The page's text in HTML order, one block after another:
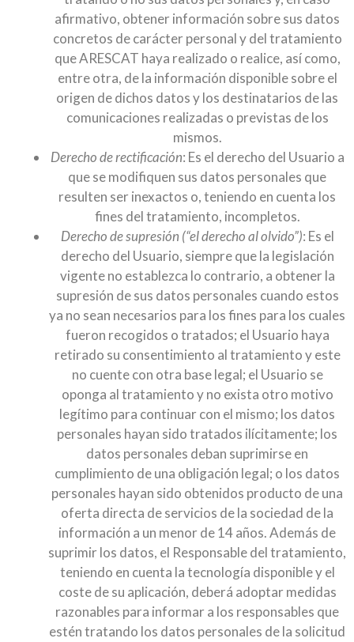
afirmativo, obtener información sobre sus datos
concretos de carácter personal y del tratamiento
que ARESCAT haya realizado o realice, así como,
entre otra, de la información disponible sobre el
origen de dichos datos y los destinatarios de las
comunicaciones realizadas o previstas de los
mismos.
Derecho de rectificación: Es el derecho del Usuario a
que se modifiquen sus datos personales que
resulten ser inexactos o, teniendo en cuenta los
fines del tratamiento, incompletos.
Derecho de supresión (“el derecho al olvido”): Es el
derecho del Usuario, siempre que la legislación
vigente no establezca lo contrario, a obtener la
supresión de sus datos personales cuando estos
ya no sean necesarios para los fines para los cuales
fueron recogidos o tratados; el Usuario haya
retirado su consentimiento al tratamiento y este
no cuente con otra base legal; el Usuario se
oponga al tratamiento y no exista otro motivo
legítimo para continuar con el mismo; los datos
personales hayan sido tratados ilícitamente; los
datos personales deban suprimirse en
cumplimiento de una obligación legal; o los datos
personales hayan sido obtenidos producto de una
oferta directa de servicios de la sociedad de la
información a un menor de 14 años. Además de
suprimir los datos, el Responsable del tratamiento,
teniendo en cuenta la tecnología disponible y el
coste de su aplicación, deberá adoptar medidas
razonables para informar a los responsables que
estén tratando los datos personales de la solicitud